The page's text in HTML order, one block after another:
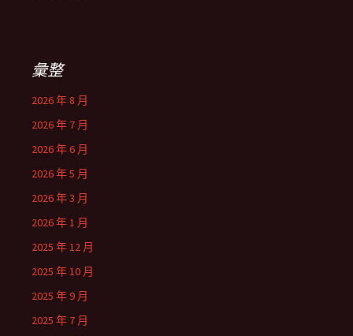
彙整
2026 年 8 月
2026 年 7 月
2026 年 6 月
2026 年 5 月
2026 年 3 月
2026 年 1 月
2025 年 12 月
2025 年 10 月
2025 年 9 月
2025 年 7 月